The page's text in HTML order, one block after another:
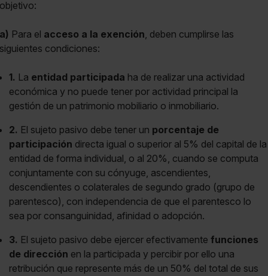
objetivo:
a) Para el acceso a la exención, deben cumplirse las
siguientes condiciones:
1. La entidad participada ha de realizar una actividad
económica y no puede tener por actividad principal la
gestión de un patrimonio mobiliario o inmobiliario.
2. El sujeto pasivo debe tener un porcentaje de
participación directa igual o superior al 5% del capital de la
entidad de forma individual, o al 20%, cuando se computa
conjuntamente con su cónyuge, ascendientes,
descendientes o colaterales de segundo grado (grupo de
parentesco), con independencia de que el parentesco lo
sea por consanguinidad, afinidad o adopción.
3. El sujeto pasivo debe ejercer efectivamente funciones
de dirección en la participada y percibir por ello una
retribución que represente más de un 50% del total de sus